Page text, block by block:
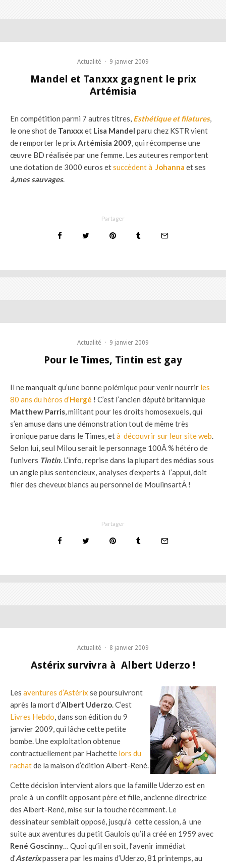
Actualité · 9 janvier 2009
Mandel et Tanxxx gagnent le prix
Artémisia
En compétition parmi 7 autres titres, Esthétique et filatures,
le one shot de Tanxxxet Lisa Mandel paru chez KSTR vient
de remporter le prix Artémisia 2009, qui récompense une
œuvre BD réalisée par une femme. Les auteures remportent
une dotation de 3000 euros etsuccèdent à Johanna et ses
à‚mes sauvages.
Partager
Actualité · 9 janvier 2009
Pour le Times, Tintin est gay
Il ne manquait qu’une bonne polémique pour venir nourrir les
80 ans du héros d’Hergé ! C’est l’ancien député britannique
Matthew Parris, militant pour les droits homosexuels, qui
s’en amuse dans une démonstration tout de même très
ironique parue dans le Times, età découvrir sur leur site web.
Selon lui, seul Milou serait le personnage 100Â % hétéro de
l’univers Tintin. L’info, reprise dans la plupart des médias sous
un angle plus sentencieux, analyses d’experts à l’appui, doit
filer des cheveux blancs au personnel de MoulinsartÂ !
Partager
Actualité · 8 janvier 2009
Astérix survivra à Albert Uderzo !
Les aventures d’Astérix se poursuivront
après la mort d’Albert Uderzo. C’est
Livres Hebdo, dans son édition du 9
janvier 2009, qui lâche cette petite
bombe. Une exploitation obtenue
contractuellement par Hachette lors du
rachatde la maison d’édition Albert-René.
Cette décision intervient alors que la famille Uderzo est en
proie à un conflit opposant père et fille, ancienne directrice
des Albert-René, mise sur la touche récemment. Le
dessinateur semblait opposé, jusqu’à cette cession, à une
suite aux aventures du petit Gaulois qu’il a créé en 1959 avec
René Goscinny… Quoi qu’il en soit, l’avenir immédiat
d’Asterixpassera par les mains d’Uderzo, 81 printemps, au